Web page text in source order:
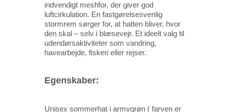
indvendigt meshfor, der giver god
luftcirkulation. En fastgørelsesvenlig
stormrem sørger for, at hatten bliver, hvor
den skal – selv i blæsevejr. Et ideelt valg til
udendørsaktiviteter som vandring,
havearbejde, fiskeri eller rejser.
Egenskaber:
Unisex sommerhat i armygrøn ( farven er